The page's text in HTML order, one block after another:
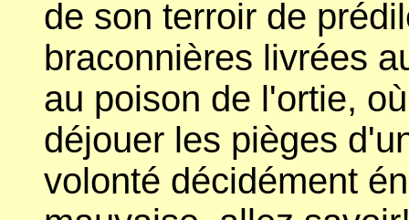
de son terroir de
braconnières livrées
au poison de l'ortie,
déjouer les pièges
volonté décidément